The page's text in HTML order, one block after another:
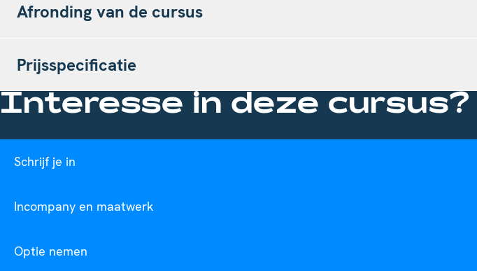
Afronding van de cursus
Prijsspecificatie
Interesse in deze cursus?
Schrijf je in
Incompany en maatwerk
Optie nemen